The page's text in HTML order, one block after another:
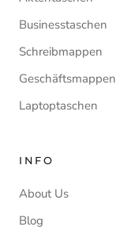
Businesstaschen
Schreibmappen
Geschäftsmappen
Laptoptaschen
INFO
About Us
Blog